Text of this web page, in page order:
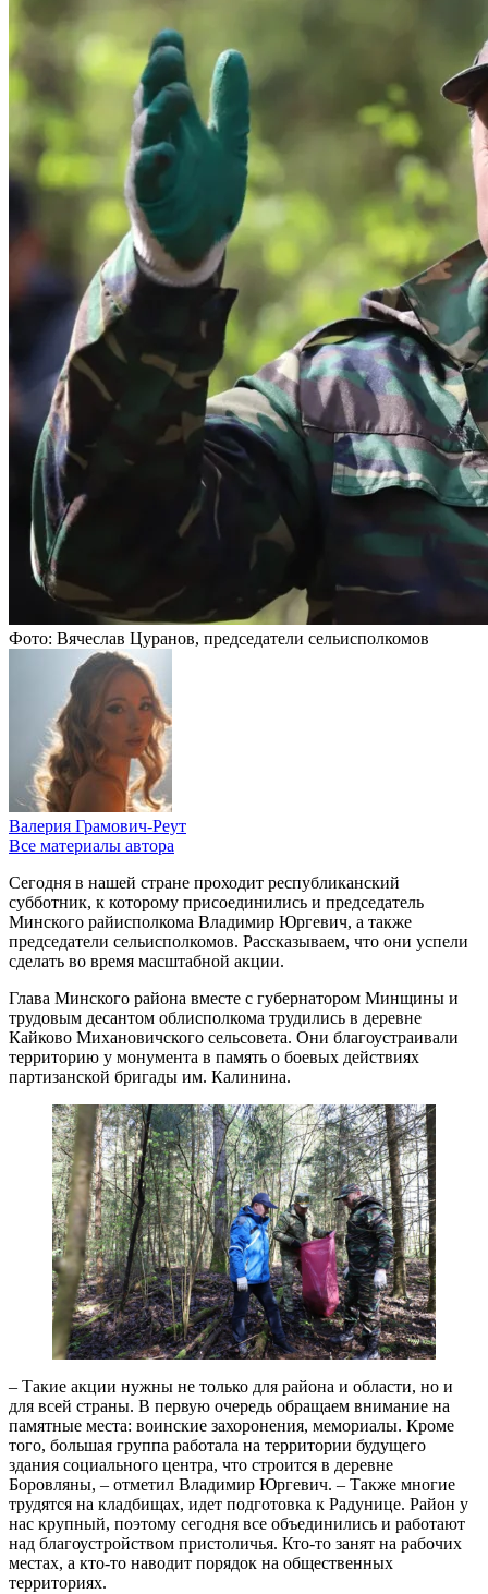
Фото: Вячеслав Цуранов, председатели сельисполкомов
Валерия Грамович-Реут
Все материалы автора
Сегодня в нашей стране проходит республиканский
субботник, к которому присоединились и председатель
Минского райисполкома Владимир Юргевич, а также
председатели сельисполкомов. Рассказываем, что они успели
сделать во время масштабной акции.
Глава Минского района вместе с губернатором Минщины и
трудовым десантом облисполкома трудились в деревне
Кайково Михановичского сельсовета. Они благоустраивали
территорию у монумента в память о боевых действиях
партизанской бригады им. Калинина.
– Такие акции нужны не только для района и области, но и
для всей страны. В первую очередь обращаем внимание на
памятные места: воинские захоронения, мемориалы. Кроме
того, большая группа работала на территории будущего
здания социального центра, что строится в деревне
Боровляны, – отметил Владимир Юргевич. – Также многие
трудятся на кладбищах, идет подготовка к Радунице. Район у
нас крупный, поэтому сегодня все объединились и работают
над благоустройством пристоличья. Кто-то занят на рабочих
местах, а кто-то наводит порядок на общественных
территориях.